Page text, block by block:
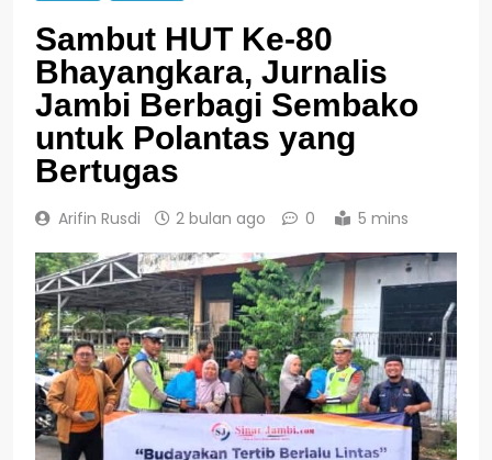
Sambut HUT Ke-80
Bhayangkara, Jurnalis
Jambi Berbagi Sembako
untuk Polantas yang
Bertugas
Arifin Rusdi 2 bulan ago 0 5 mins